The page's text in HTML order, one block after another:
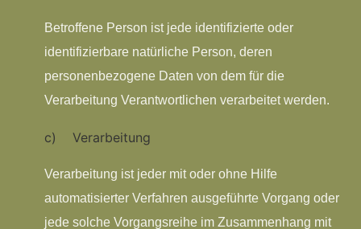
Betroffene Person ist jede identifizierte oder
identifizierbare natürliche Person, deren
personenbezogene Daten von dem für die
Verarbeitung Verantwortlichen verarbeitet werden.
c) Verarbeitung
Verarbeitung ist jeder mit oder ohne Hilfe
automatisierter Verfahren ausgeführte Vorgang oder
jede solche Vorgangsreihe im Zusammenhang mit